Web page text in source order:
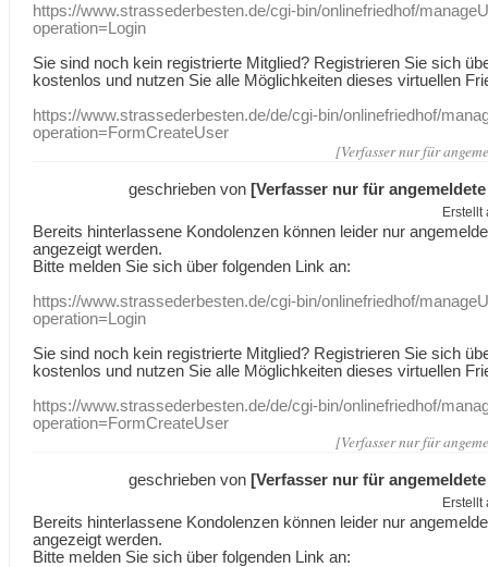
https://www.strassederbesten.de/cgi-bin/onlinefriedhof/
operation=Login
Sie sind noch kein registrierte Mitglied? Registrieren Sie sich
kostenlos und nutzen Sie alle Möglichkeiten dieses virtuellen
https://www.strassederbesten.de/de/cgi-bin/onlinefriedhof/
operation=FormCreateUser
[Verfasser nur für
geschrieben von [Verfasser nur für
Erstellt
Bereits hinterlassene Kondolenzen können leider nur
angezeigt werden.
Bitte melden Sie sich über folgenden Link an:
https://www.strassederbesten.de/cgi-bin/onlinefriedhof/
operation=Login
Sie sind noch kein registrierte Mitglied? Registrieren Sie sich
kostenlos und nutzen Sie alle Möglichkeiten dieses virtuellen
https://www.strassederbesten.de/de/cgi-bin/onlinefriedhof/
operation=FormCreateUser
[Verfasser nur für
geschrieben von [Verfasser nur für
Erstellt
Bereits hinterlassene Kondolenzen können leider nur
angezeigt werden.
Bitte melden Sie sich über folgenden Link an: